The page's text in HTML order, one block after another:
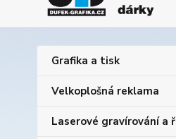
Grafika a tisk
Velkoplošná reklama
Laserové gravírování a